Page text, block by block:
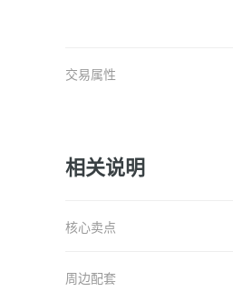
交易属性
相关说明
核心卖点
周边配套